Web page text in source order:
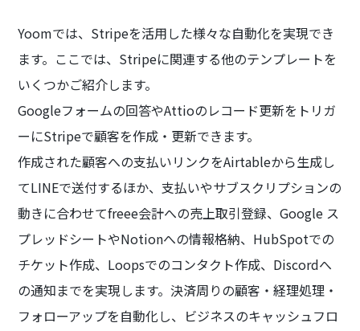
Yoomでは、Stripeを活用した様々な自動化を実現でき
ます。ここでは、Stripeに関連する他のテンプレートを
いくつかご紹介します。
Googleフォームの回答やAttioのレコード更新をトリガ
ーにStripeで顧客を作成・更新できます。
作成された顧客への支払いリンクをAirtableから生成し
てLINEで送付するほか、支払いやサブスクリプションの
動きに合わせてfreee会計への売上取引登録、Google ス
プレッドシートやNotionへの情報格納、HubSpotでの
チケット作成、Loopsでのコンタクト作成、Discordへ
の通知までを実現します。決済周りの顧客・経理処理・
フォローアップを自動化し、ビジネスのキャッシュフロ